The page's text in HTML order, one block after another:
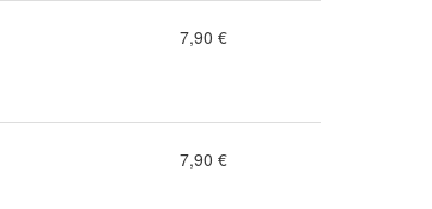
7,90 €
7,90 €